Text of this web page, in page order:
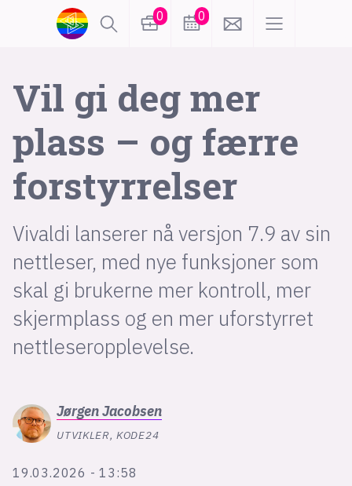
0 0
Vil gi deg mer
plass – og færre
forstyrrelser
Vivaldi lanserer nå versjon 7.9 av sin
nettleser, med nye funksjoner som
skal gi brukerne mer kontroll, mer
skjermplass og en mer uforstyrret
nettleseropplevelse.
JørgenJacobsen
UTVIKLER, KODE24
19.03.2026 - 13:58
lønn
karriere
meninger
utdanning sikkerhet
frontend
backend
apputvikling
devops
IoT
design
tilgjengelighet
ukas koder
inn/ut
hobby
mørk modus
nyhetsbrev